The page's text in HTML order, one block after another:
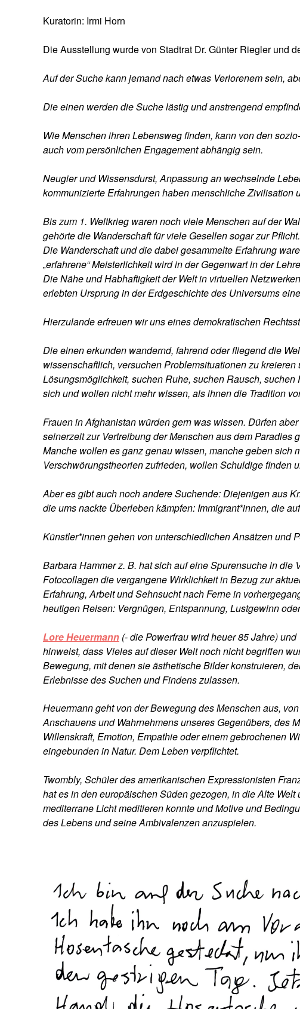
Kuratorin: Irmi Horn
Die Ausstellung wurde von Stadtrat Dr. Günter Riegler und
Auf der Suche kann jemand nach etwas Verlorenem sein,
Die einen werden die Suche lästig und anstrengend
Wie Menschen ihren Lebensweg finden, kann von den
auch vom persönlichen Engagement abhängig sein.
Neugier und Wissensdurst, Anpassung an wechselnde
kommunizierte Erfahrungen haben menschliche Zivilisation
Bis zum 1. Weltkrieg waren noch viele Menschen auf der
gehörte die Wanderschaft für viele Gesellen sogar zur Pflicht.
Die Wanderschaft und die dabei gesammelte Erfahrung
„erfahrene“ Meisterlichkeit wird in der Gegenwart in der
Die Nähe und Habhaftigkeit der Welt in virtuellen
erlebten Ursprung in der Erdgeschichte des Universums
Hierzulande erfreuen wir uns eines demokratischen
Die einen erkunden wandernd, fahrend oder fliegend die
wissenschaftlich, versuchen Problemsituationen zu
Lösungsmöglichkeit, suchen Ruhe, suchen Rausch,
sich und wollen nicht mehr wissen, als ihnen die Tradition
Frauen in Afghanistan würden gern was wissen. Dürfen
seinerzeit zur Vertreibung der Menschen aus dem Paradies
Manche wollen es ganz genau wissen, manche geben sich
Verschwörungstheorien zufrieden, wollen Schuldige finden
Aber es gibt auch noch andere Suchende: Diejenigen aus
die ums nackte Überleben kämpfen: Immigrant*innen, die
Künstler*innen gehen von unterschiedlichen Ansätzen und
Barbara Hammer z. B. hat sich auf eine Spurensuche in
Fotocollagen die vergangene Wirklichkeit in Bezug zur
Erfahrung, Arbeit und Sehnsucht nach Ferne in
heutigen Reisen: Vergnügen, Entspannung, Lustgewinn
Lore Heuermann (- die Powerfrau wird heuer 85 Jahre) und
hinweist, dass Vieles auf dieser Welt noch nicht begriffen
Bewegung, mit denen sie ästhetische Bilder konstruieren,
Erlebnisse des Suchen und Findens zulassen.
Heuermann geht von der Bewegung des Menschen aus,
Anschauens und Wahrnehmens unseres Gegenübers, des
Willenskraft, Emotion, Empathie oder einem gebrochenen
eingebunden in Natur. Dem Leben verpflichtet.
Twombly, Schüler des amerikanischen Expressionisten
hat es in den europäischen Süden gezogen, in die Alte
mediterrane Licht meditieren konnte und Motive und
des Lebens und seine Ambivalenzen anzuspielen.